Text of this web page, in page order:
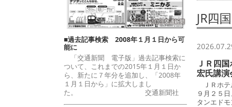
■過去記事検索 2008年１月１日から可
能に
「交通新聞 電子版」過去記事検索に
ついて、これまでの2015年１月１日か
ら、新たに７年分を追加し、「2008年
１月１日から」に拡大しまし
た。 交通新聞社
JR四
ＪＲ四
宏氏講演
ＪＲホテ
９月２５
タンエドモ